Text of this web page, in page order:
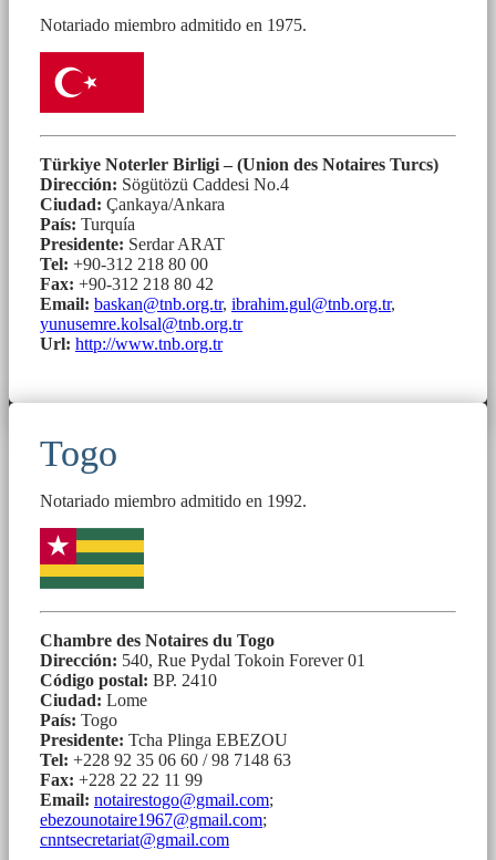
Notariado miembro admitido en 1975.
Türkiye Noterler Birligi – (Union des Notaires Turcs)
Dirección: Sögütözü Caddesi No.4
Ciudad: Çankaya/Ankara
País: Turquía
Presidente: Serdar ARAT
Tel: +90-312 218 80 00
Fax: +90-312 218 80 42
Email: baskan@tnb.org.tr, ibrahim.gul@tnb.org.tr,
yunusemre.kolsal@tnb.org.tr
Url: http://www.tnb.org.tr
Togo
Notariado miembro admitido en 1992.
Chambre des Notaires du Togo
Dirección: 540, Rue Pydal Tokoin Forever 01
Código postal: BP. 2410
Ciudad: Lome
País: Togo
Presidente: Tcha Plinga EBEZOU
Tel: +228 92 35 06 60 / 98 7148 63
Fax: +228 22 22 11 99
Email: notairestogo@gmail.com;
ebezounotaire1967@gmail.com;
cnntsecretariat@gmail.com